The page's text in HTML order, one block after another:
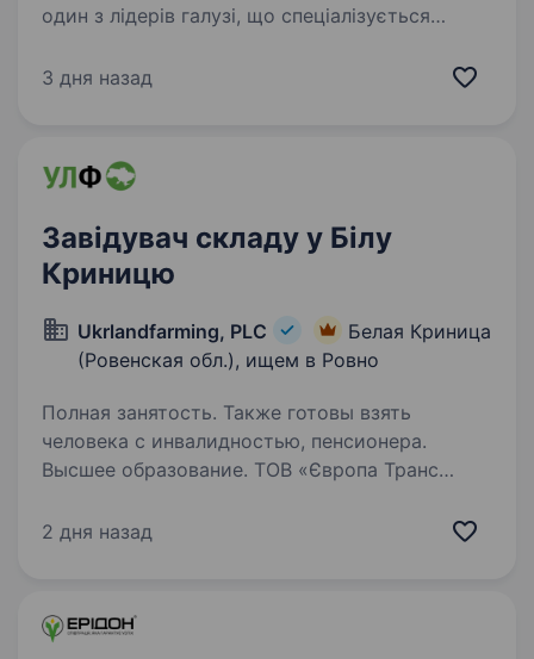
один з лідерів галузі, що спеціалізується
та бобових культур запрошує до своєї
3 дня назад
Завідувач складу у Білу
Криницю
Ukrlandfarming, PLC
Белая Криница
(Ровенская обл.), ищем в Ровно
Полная занятость. Также готовы взять
человека с инвалидностью, пенсионера.
Высшее образование. ТОВ «Європа Транс
Ukrlandfarming одне з найбільших в Україні
вантажів у будь-яку точку України…
2 дня назад